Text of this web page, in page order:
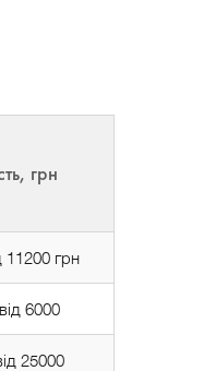
грн
11200 грн
від 6000
25000